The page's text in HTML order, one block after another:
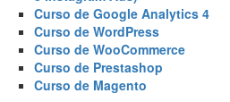
Curso de Google Analytics 4
Curso de WordPress
Curso de WooCommerce
Curso de Prestashop
Curso de Magento